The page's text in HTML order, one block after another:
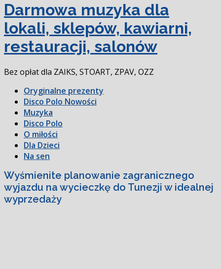
Darmowa muzyka dla
lokali, sklepów, kawiarni,
restauracji, salonów
Bez opłat dla ZAIKS, STOART, ZPAV, OZZ
Oryginalne prezenty
Disco Polo Nowości
Muzyka
Disco Polo
O miłości
Dla Dzieci
Na sen
Wyśmienite planowanie zagranicznego
wyjazdu na wycieczkę do Tunezji w idealnej
wyprzedaży